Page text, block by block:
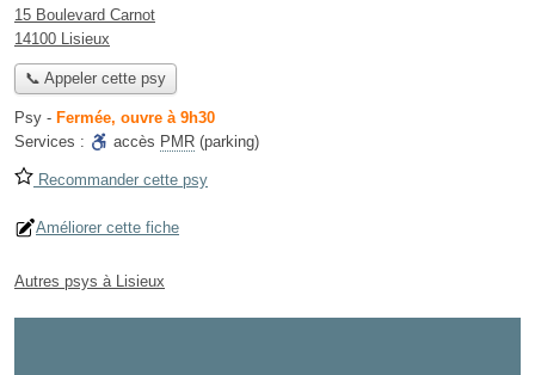
15 Boulevard Carnot
14100 Lisieux
📞 Appeler cette psy
Psy - Fermée, ouvre à 9h30
Services :
accès PMR (parking)
Recommander cette psy
Améliorer cette fiche
Autres psys à Lisieux